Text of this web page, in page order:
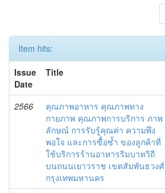
Item hits:
Issue
Date
Title
2566
คุณภาพอาหาร คุณภาพทาง
กายภาพ คุณภาพการบริการ ภาพ
ลักษณ์ การรับรู้คุณค่า ความพึง
พอใจ และการซื้อซ้ำ ของลูกค้าที่
ใช้บริการร้านอาหารริมบาทวิถี
บนถนนเยาวราช เขตสัมพันธวงศ์
กรุงเทพมหานคร